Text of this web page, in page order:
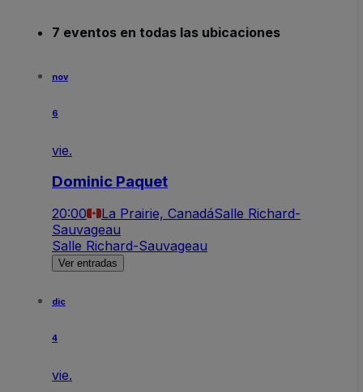
7 eventos en todas las ubicaciones
nov
6
vie.
Dominic Paquet
20:00 La Prairie, CanadáSalle Richard-
Sauvageau
Salle Richard-Sauvageau
Ver entradas
dic
4
vie.